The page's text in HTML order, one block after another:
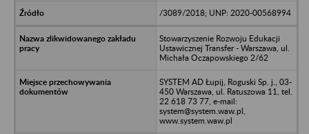
/3089/2018; UNP: 2020-00568994
Stowarzyszenie Rozwoju Edukacji
Ustawicznej Transfer - Warszawa, ul.
Michała Oczapowskiego 2/62
SYSTEM AD Łupij, Roguski Sp. j., 03-
450 Warszawa, ul. Ratuszowa 11, tel.
22 618 73 77, e-mail:
system@system.waw.pl,
www.system.waw.pl